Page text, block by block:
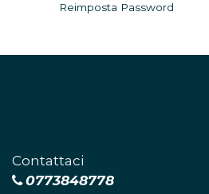
Reimposta Password
Contattaci​
0773848778